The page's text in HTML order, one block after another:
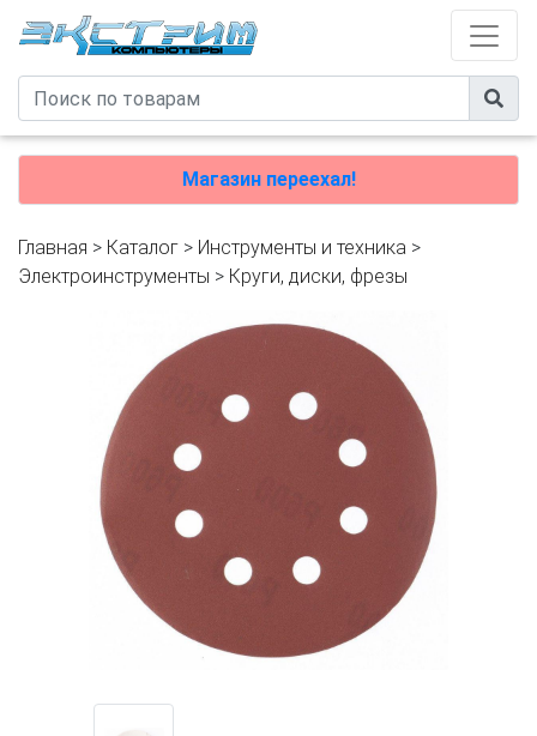
Магазин переехал!
Главная > Каталог > Инструменты и техника >
Электроинструменты > Круги, диски, фрезы